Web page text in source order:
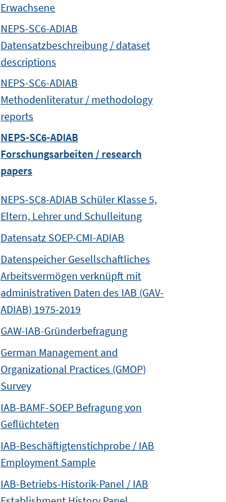
Erwachsene
NEPS-SC6-ADIAB
Datensatzbeschreibung / dataset
descriptions
NEPS-SC6-ADIAB
Methodenliteratur / methodology
reports
NEPS-SC6-ADIAB
Forschungsarbeiten / research
papers
NEPS-SC8-ADIAB Schüler Klasse 5,
Eltern, Lehrer und Schulleitung
Datensatz SOEP-CMI-ADIAB
Datenspeicher Gesellschaftliches
Arbeitsvermögen verknüpft mit
administrativen Daten des IAB (GAV-
ADIAB) 1975-2019
GAW-IAB-Gründerbefragung
German Management and
Organizational Practices (GMOP)
Survey
IAB-BAMF-SOEP Befragung von
Geflüchteten
IAB-Beschäftigtenstichprobe / IAB
Employment Sample
IAB-Betriebs-Historik-Panel / IAB